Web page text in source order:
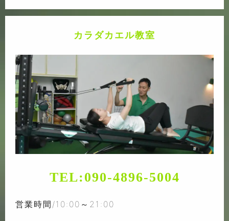
カラダカエル教室
TEL:090-4896-5004
営業時間/10:00～21:00